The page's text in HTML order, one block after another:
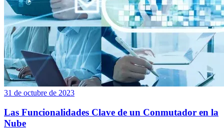
31 de octubre de 2023
Las Funcionalidades Clave de un Conmutador en la
Nube